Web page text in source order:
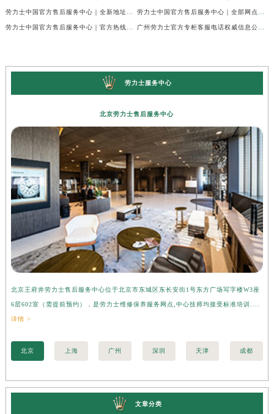
劳力士服务中心
北京劳力士售后服务中心
北京王府井劳力士售后服务中心位于北京市东城区东长安街1号东方广场写字楼W3座
6层602室（需提前预约），是劳力士维修保养服务网点,中心技师均接受标准培训....
详情 >
北京 上海 广州 深圳 天津 成都
文章分类